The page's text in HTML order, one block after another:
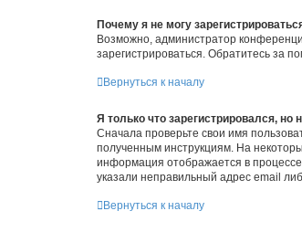
Почему я не могу
Возможно, администратор
зарегистрироваться. Обратитесь за
Вернуться к началу
Я только что зарегистрировался, но
Сначала проверьте свои имя
полученным инструкциям. На
информация отображается в
указали неправильный адрес email
Вернуться к началу